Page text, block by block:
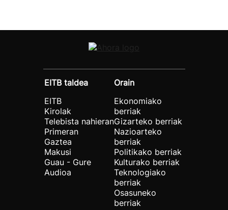
EITB taldea
EITB
Kirolak
Telebista nahieran
Primeran
Gaztea
Makusi
Guau - Gure
Audioa
Orain
Ekonomiako
berriak
Gizarteko berriak
Nazioarteko
berriak
Politikako berriak
Kulturako berriak
Teknologiako
berriak
Osasuneko
berriak